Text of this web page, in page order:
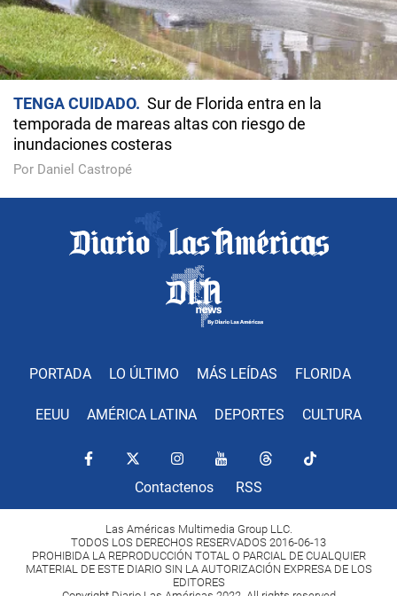
TENGA CUIDADO
Sur de Florida entra en la
temporada de mareas altas con riesgo de
inundaciones costeras
Por Daniel Castropé
PORTADA LO ÚLTIMO MÁS LEÍDAS FLORIDA
EEUU AMÉRICA LATINA DEPORTES CULTURA
Contactenos RSS
Las Américas Multimedia Group LLC.
TODOS LOS DERECHOS RESERVADOS 2016-06-13
PROHIBIDA LA REPRODUCCIÓN TOTAL O PARCIAL DE CUALQUIER
MATERIAL DE ESTE DIARIO SIN LA AUTORIZACIÓN EXPRESA DE LOS
EDITORES